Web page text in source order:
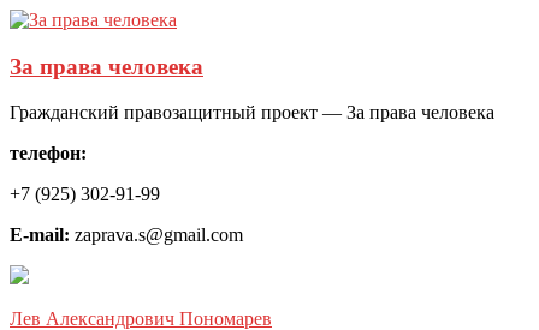
За права человека
Гражданский правозащитный проект — За права человека
телефон:
+7 (925) 302-91-99
E-mail: zaprava.s@gmail.com
Лев Александрович Пономарев